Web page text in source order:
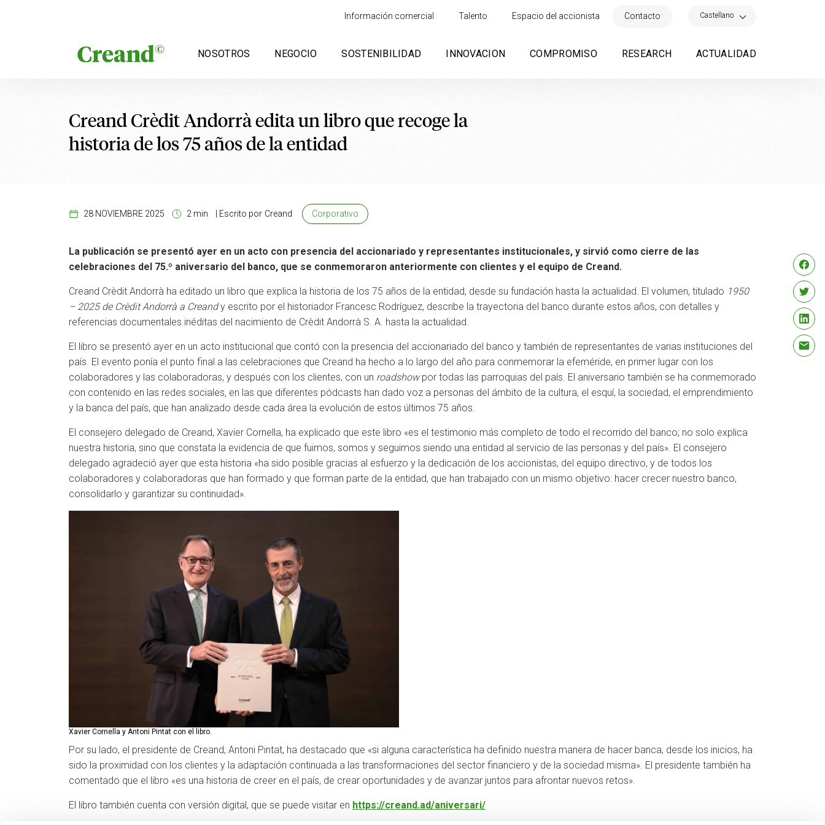
Información comercial Talento Espacio del accionista Contacto Castellano
NOSOTROS NEGOCIO SOSTENIBILIDAD INNOVACION COMPROMISO RESEARCH ACTUALIDAD
Creand Crèdit Andorrà edita un libro que recoge la
historia de los 75 años de la entidad
28 NOVIEMBRE 2025 2 min Escrito por Creand Corporativo
La publicación se presentó ayer en un acto con presencia del accionariado y representantes institucionales, y sirvió como cierre de las
celebraciones del 75.º aniversario del banco, que se conmemoraron anteriormente con clientes y el equipo de Creand.
Creand Crèdit Andorrà ha editado un libro que explica la historia de los 75 años de la entidad, desde su fundación hasta la actualidad. El volumen, titulado 1950
– 2025 de Crèdit Andorrà a Creandy escrito por el historiador Francesc Rodríguez, describe la trayectoria del banco durante estos años, con detalles y
referencias documentales inéditas del nacimiento de Crèdit Andorrà S. A. hasta la actualidad.
El libro se presentó ayer en un acto institucional que contó con la presencia del accionariado del banco y también de representantes de varias instituciones del
país. El evento ponía el punto final a las celebraciones que Creand ha hecho a lo largo del año para conmemorar la efeméride, en primer lugar con los
colaboradores y las colaboradoras, y después con los clientes, con un roadshowpor todas las parroquias del país. El aniversario también se ha conmemorado
con contenido en las redes sociales, en las que diferentes pódcasts han dado voz a personas del ámbito de la cultura, el esquí, la sociedad, el emprendimiento
y la banca del país, que han analizado desde cada área la evolución de estos últimos 75 años.
El consejero delegado de Creand, Xavier Cornella, ha explicado que este libro «es el testimonio más completo de todo el recorrido del banco; no solo explica
nuestra historia, sino que constata la evidencia de que fuimos, somos y seguimos siendo una entidad al servicio de las personas y del país». El consejero
delegado agradeció ayer que esta historia «ha sido posible gracias al esfuerzo y la dedicación de los accionistas, del equipo directivo, y de todos los
colaboradores y colaboradoras que han formado y que forman parte de la entidad, que han trabajado con un mismo objetivo: hacer crecer nuestro banco,
consolidarlo y garantizar su continuidad».
Xavier Cornella y Antoni Pintat con el libro.
Por su lado, el presidente de Creand, Antoni Pintat, ha destacado que «si alguna característica ha definido nuestra manera de hacer banca, desde los inicios, ha
sido la proximidad con los clientes y la adaptación continuada a las transformaciones del sector financiero y de la sociedad misma». El presidente también ha
comentado que el libro «es una historia de creer en el país, de crear oportunidades y de avanzar juntos para afrontar nuevos retos».
El libro también cuenta con versión digital, que se puede visitar en https://creand.ad/aniversari/